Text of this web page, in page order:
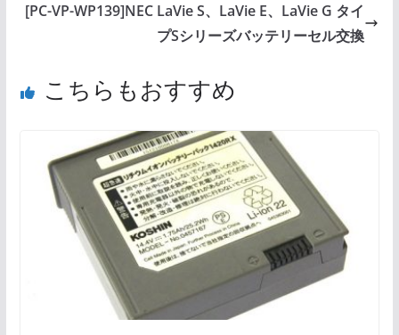
[PC-VP-WP139]NEC LaVie S、LaVie E、LaVie G タイ
プSシリーズバッテリーセル交換
こちらもおすすめ